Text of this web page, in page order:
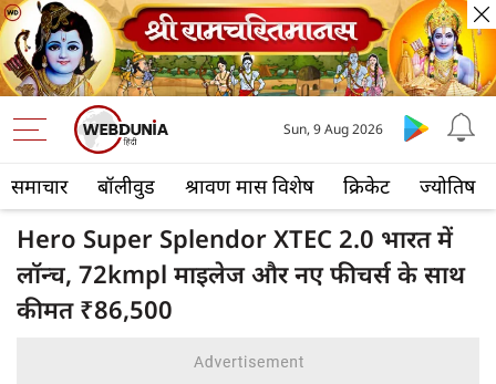
समाचार बॉलीवुड श्रावण मास विशेष क्रिकेट ज्योतिष
Sun, 9 Aug 2026
Hero Super Splendor XTEC 2.0 भारत में
लॉन्च, 72kmpl माइलेज और नए फीचर्स के साथ
कीमत ₹86,500